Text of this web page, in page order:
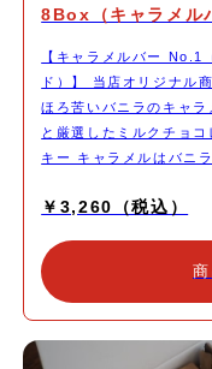
8Box（キャラメル
【キャラメルバー No.1
ド）】 当店オリジナル
ほろ苦いバニラのキャラ
と厳選したミルクチョコ
キー キャラメルはバニ
あえて粗めのペースト
ることで大人の味わい
する食感や香りの感じ
を施し帯シールを貼って
￥3,260（税込）